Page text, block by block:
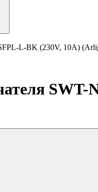
L-BK (230V, 10A)